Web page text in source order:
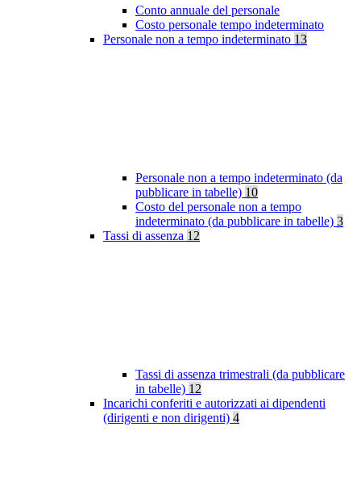
Conto annuale del personale
Costo personale tempo indeterminato
Personale non a tempo indeterminato 13
Personale non a tempo indeterminato (da
pubblicare in tabelle) 10
Costo del personale non a tempo
indeterminato (da pubblicare in tabelle) 3
Tassi di assenza 12
Tassi di assenza trimestrali (da pubblicare
in tabelle) 12
Incarichi conferiti e autorizzati ai dipendenti
(dirigenti e non dirigenti) 4